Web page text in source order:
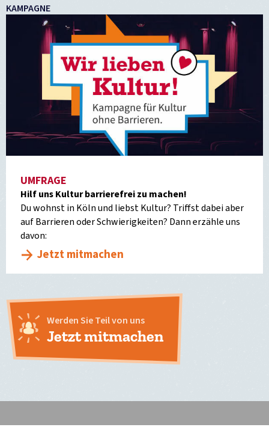
KAMPAGNE
UMFRAGE
Hilf uns Kultur barrierefrei zu machen!
Du wohnst in Köln und liebst Kultur? Triffst dabei aber
auf Barrieren oder Schwierigkeiten? Dann erzähle uns
davon:
Jetzt mitmachen
Werden Sie Teil von uns
Jetzt mitmachen